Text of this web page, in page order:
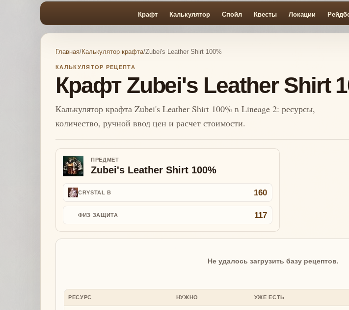
Крафт Калькулятор Спойл Квесты Локации
Главная/Калькулятор крафта/Zubei's Leather Shirt 100%
КАЛЬКУЛЯТОР РЕЦЕПТА
Крафт Zubei's Leather Shirt
Калькулятор крафта Zubei's Leather Shirt 100% в Lineage 2: ресурсы,
количество, ручной ввод цен и расчет стоимости.
ПРЕДМЕТ
Zubei's Leather Shirt 100%
CRYSTAL B 160
ФИЗ ЗАЩИТА 117
Не удалось загрузить базу рецептов.
РЕСУРС НУЖНО УЖЕ ЕСТЬ